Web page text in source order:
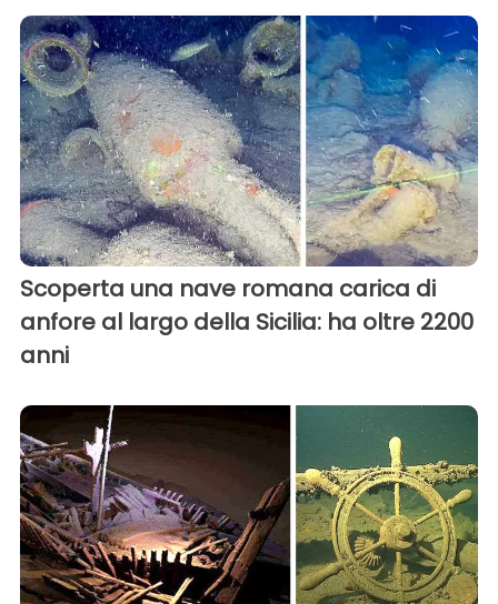
Scoperta una nave romana carica di
anfore al largo della Sicilia: ha oltre 2200
anni